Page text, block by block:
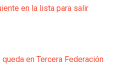
en la lista para salir
queda en Tercera Federación